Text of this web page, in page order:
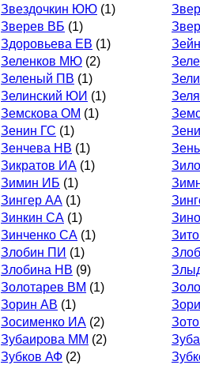
Звездочкин ЮЮ (1)
Зверев ВБ (1)
Здоровьева ЕВ (1)
Зеленков МЮ (2)
Зеленый ПВ (1)
Зелинский ЮИ (1)
Земскова ОМ (1)
Зенин ГС (1)
Зенчева НВ (1)
Зикратов ИА (1)
Зимин ИБ (1)
Зингер АА (1)
Зинкин СА (1)
Зинченко СА (1)
Злобин ПИ (1)
Злобина НВ (9)
Золотарев ВМ (1)
Зорин АВ (1)
Зосименко ИА (2)
Зубаирова ММ (2)
Зубков АФ (2)